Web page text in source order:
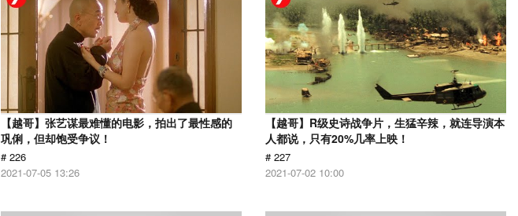
【越哥】张艺谋最难懂的电影，拍出了最性感的
巩俐，但却饱受争议！
# 226
2021-07-05 13:26
【越哥】R级史诗战争片，生猛辛辣，就连导演本
人都说，只有20%几率上映！
# 227
2021-07-02 10:00